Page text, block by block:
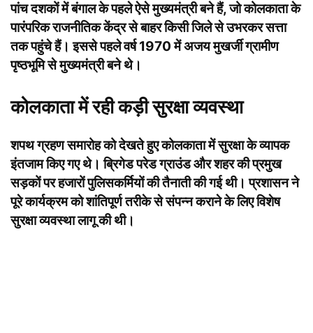
पांच दशकों में बंगाल के पहले ऐसे मुख्यमंत्री बने हैं, जो कोलकाता के
पारंपरिक राजनीतिक केंद्र से बाहर किसी जिले से उभरकर सत्ता
तक पहुंचे हैं। इससे पहले वर्ष 1970 में अजय मुखर्जी ग्रामीण
पृष्ठभूमि से मुख्यमंत्री बने थे।
कोलकाता में रही कड़ी सुरक्षा व्यवस्था
शपथ ग्रहण समारोह को देखते हुए कोलकाता में सुरक्षा के व्यापक
इंतजाम किए गए थे। ब्रिगेड परेड ग्राउंड और शहर की प्रमुख
सड़कों पर हजारों पुलिसकर्मियों की तैनाती की गई थी। प्रशासन ने
पूरे कार्यक्रम को शांतिपूर्ण तरीके से संपन्न कराने के लिए विशेष
सुरक्षा व्यवस्था लागू की थी।